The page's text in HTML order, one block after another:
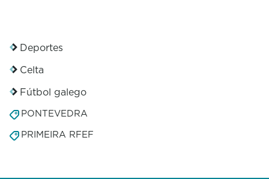
s
Deportes
Celta
Fútbol galego
PONTEVEDRA
PRIMEIRA RFEF